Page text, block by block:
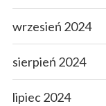
wrzesień 2024
sierpień 2024
lipiec 2024